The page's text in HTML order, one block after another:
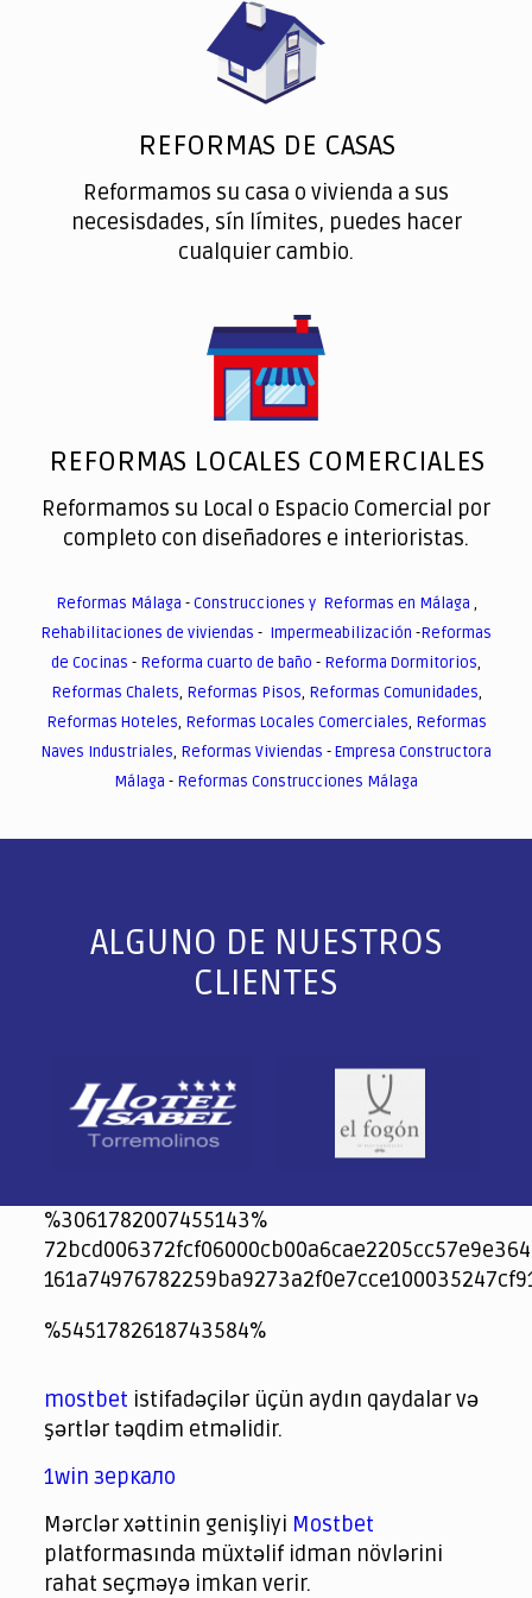
REFORMAS DE CASAS
Reformamos su casa o vivienda a sus
necesisdades, sín límites, puedes hacer
cualquier cambio.
REFORMAS LOCALES COMERCIALES
Reformamos su Local o Espacio Comercial por
completo con diseñadores e interioristas.
Reformas Málaga -Construcciones y Reformas en Málaga ,
Rehabilitaciones de viviendas - Impermeabilización -Reformas
de Cocinas - Reforma cuarto de baño - Reforma Dormitorios,
Reformas Chalets, Reformas Pisos, Reformas Comunidades,
Reformas Hoteles, Reformas Locales Comerciales, Reformas
Naves Industriales, Reformas Viviendas -Empresa Constructora
Málaga - Reformas Construcciones Málaga
ALGUNO DE NUESTROS
CLIENTES
%3061782007455143%
jeetcity
1xbet
jeet city casino
%5451782618743584%
spintiger
Avabet
Spinrise
Crown Green
Crowngreen casino login
슈가 러쉬1000 슬롯
crazy time casino online
1xcasinozambia.com
codingworldnews.com
parimatch.kr
winorio
winorio casino
winorio
mostbet istifadəçilər üçün aydın qaydalar və
şərtlər təqdim etməlidir.
1win зеркало
Mərclər xəttinin genişliyi Mostbet
platformasında müxtəlif idman növlərini
rahat seçməyə imkan verir.